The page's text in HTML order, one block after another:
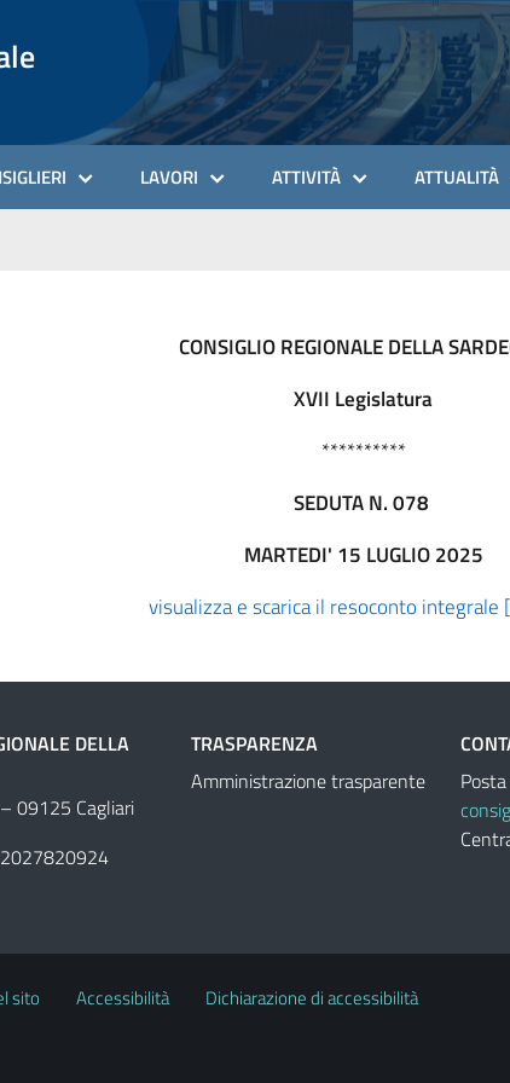
LAVORI ATTIVITÀ ATTUALITÀ
CONSIGLIO REGIONALE DELLA
XVII Legislatura
**********
SEDUTA N. 078
MARTEDI' 15 LUGLIO 2025
visualizza e scarica il resoconto
DELLA
09125 Cagliari
TRASPARENZA
Amministrazione trasparente
sito Accessibilità Dichiarazione di accessibilità